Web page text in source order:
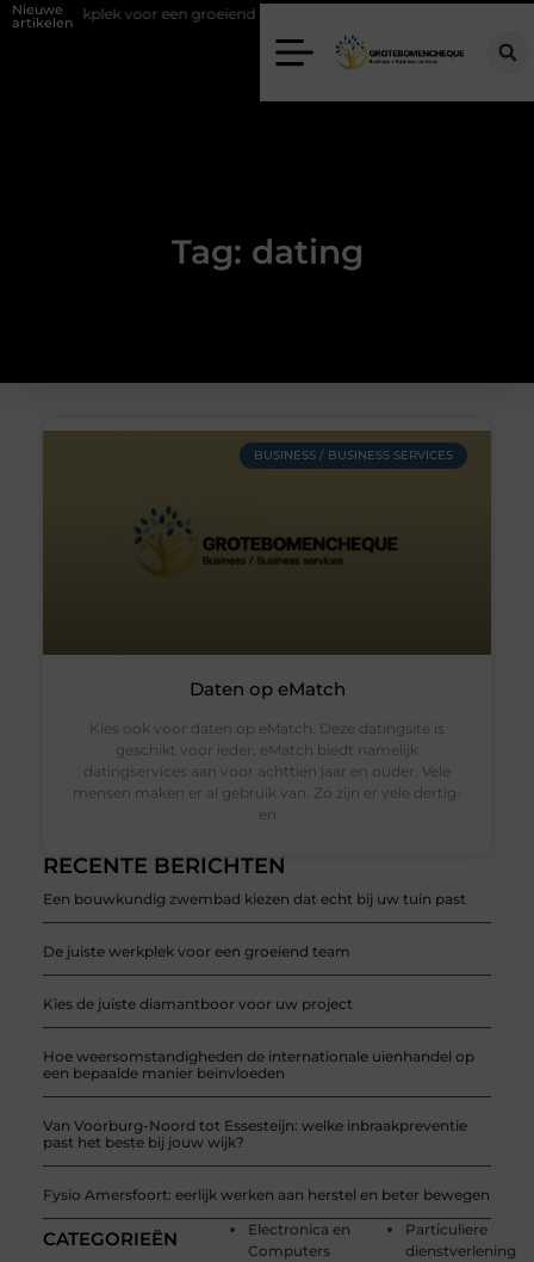
Nieuwe
artikelen
werkplek voor een groeiend team
Tag: dating
RECENTE BERICHTEN
Een bouwkundig zwembad kiezen dat echt bij uw tuin past
De juiste werkplek voor een groeiend team
Kies de juiste diamantboor voor uw project
Hoe weersomstandigheden de internationale uienhandel op
een bepaalde manier beïnvloeden
Van Voorburg-Noord tot Essesteijn: welke inbraakpreventie
past het beste bij jouw wijk?
Fysio Amersfoort: eerlijk werken aan herstel en beter bewegen
CATEGORIEËN
Electronica en
Computers
Particuliere
dienstverlening
BUSINESS / BUSINESS SERVICES
Daten op eMatch
Kies ook voor daten op eMatch. Deze datingsite is
geschikt voor ieder. eMatch biedt namelijk
datingservices aan voor achttien jaar en ouder. Vele
mensen maken er al gebruik van. Zo zijn er vele dertig-
en